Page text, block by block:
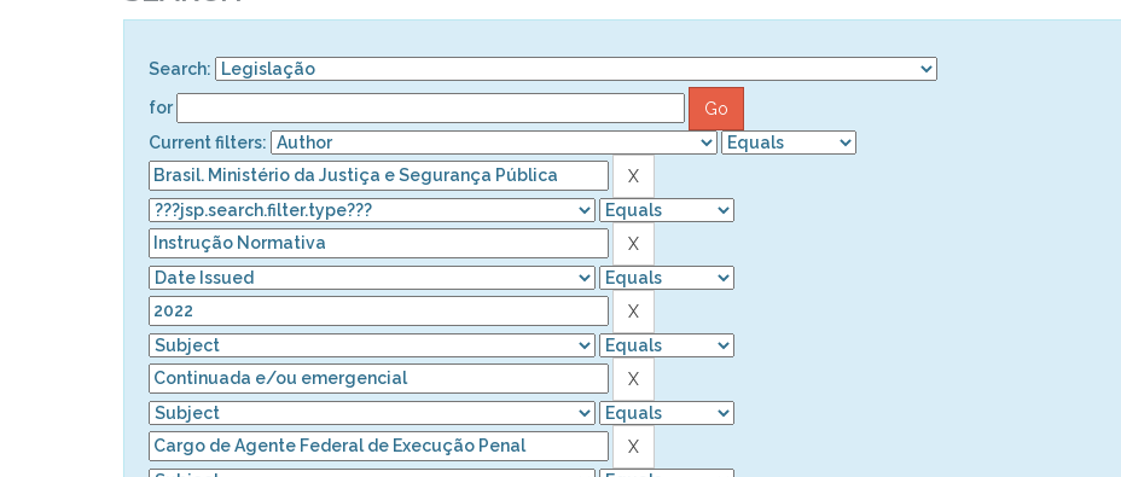
Search:
for
Current filters: